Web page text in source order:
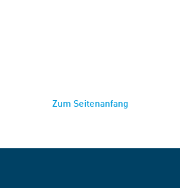
Zum Seitenanfang